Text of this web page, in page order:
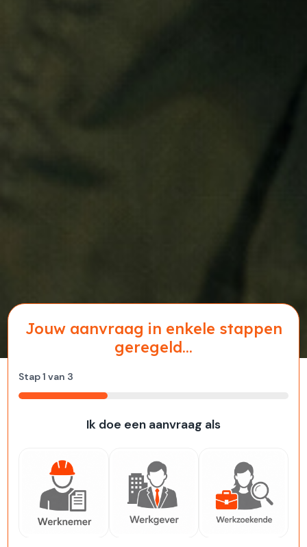
Jouw aanvraag in enkele stappen
geregeld...
Stap1 van 3
33%
Ik doe een aanvraag als